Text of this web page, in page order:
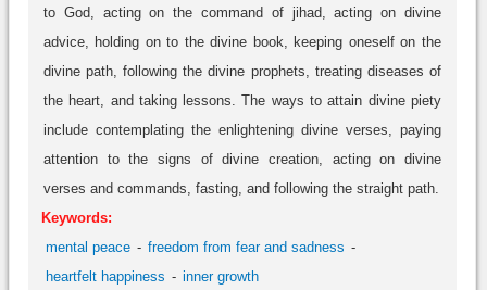
to God, acting on the command of jihad, acting on divine
advice, holding on to the divine book, keeping oneself on the
divine path, following the divine prophets, treating diseases of
the heart, and taking lessons. The ways to attain divine piety
include contemplating the enlightening divine verses, paying
attention to the signs of divine creation, acting on divine
verses and commands, fasting, and following the straight path.
Keywords:
mental peace
freedom from fear and sadness
heartfelt happiness
inner growth